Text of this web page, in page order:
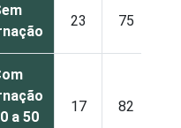
23 75
a 50
17 82